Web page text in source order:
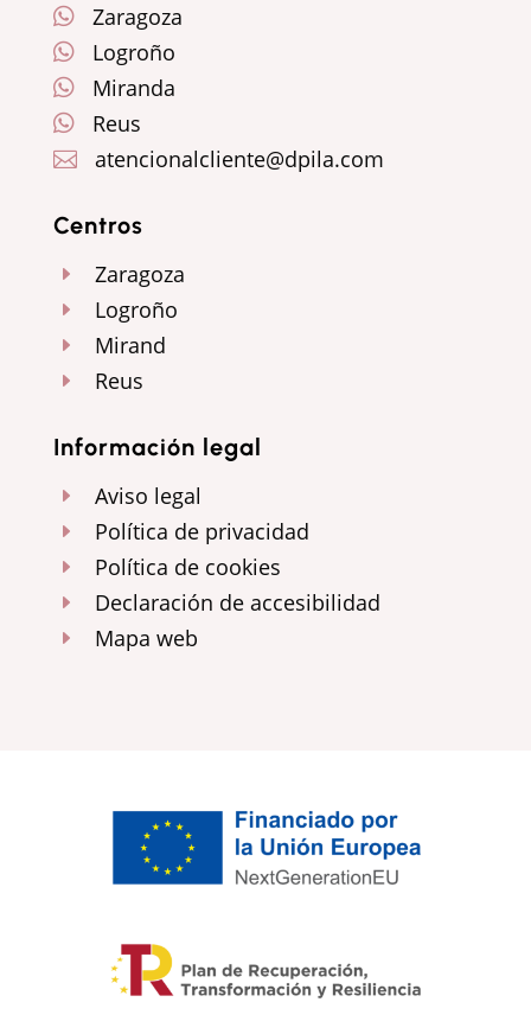
 Zaragoza
 Logroño
 Miranda
 Reus
 atencionalcliente@dpila.com
Centros
E Zaragoza
E Logroño
E Mirand
E Reus
Información legal
E Aviso legal
E Política de privacidad
E Política de cookies
E Declaración de accesibilidad
E Mapa web